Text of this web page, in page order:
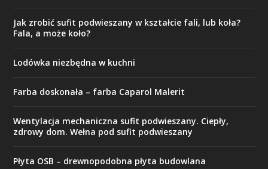
Jak zrobić sufit podwieszany w kształcie fali, lub koła?
Fala, a może koło?
Lodówka niezbędna w kuchni
Farba doskonała – farba Caparol Malerit
Wentylacja mechaniczna sufit podwieszany. Ciepły,
zdrowy dom. Wełna pod sufit podwieszany
Płyta OSB – drewnopodobna płyta budowlana